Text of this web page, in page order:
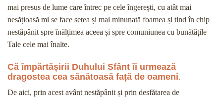
mai presus de lume care întrec pe cele îngerești, cu atât mai
nesățioasă mi se face setea și mai minunată foamea și tind în chip
nestăpânit spre înălțimea aceea și spre comuniunea cu bunătățile
Tale cele mai înalte.
Că împărtășirii Duhului Sfânt îi urmează
dragostea cea sănătoasă față de oameni.
De aici, prin acest avânt nestăpânit și prin desfătarea de